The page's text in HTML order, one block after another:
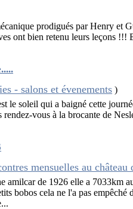
prodigués par Henry et
ont bien retenu leurs leçons !!!
- salons et évenements )
le soleil qui a baigné cette
rendez-vous à la brocante de
mensuelles au château
amilcar de 1926 elle a 7033km
bobos cela ne l'a pas